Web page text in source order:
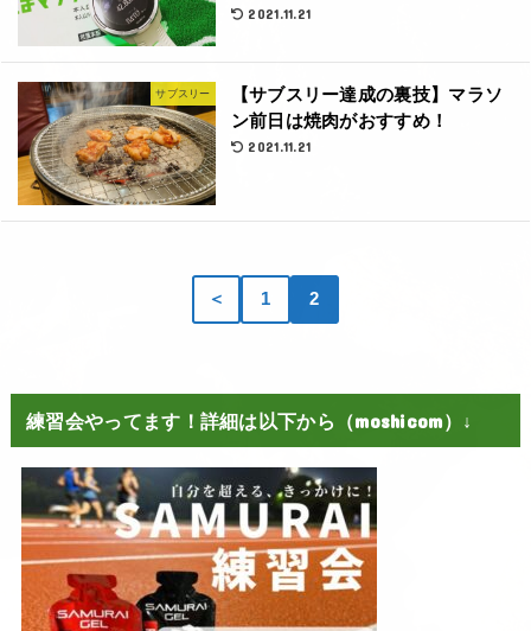
2021.11.21
サブスリー
【サブスリー達成の裏技】マラソ
ン前日は焼肉がおすすめ！
2021.11.21
＜ 1 2
練習会やってます！詳細は以下から（moshicom）↓